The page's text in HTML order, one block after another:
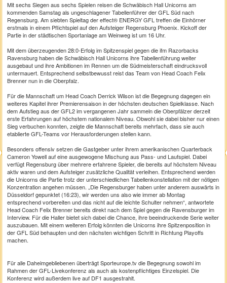
Mit sechs Siegen aus sechs Spielen reisen die Schwäbisch Hall Unicorns am
kommenden Samstag als ungeschlagener Tabellenführer der GFL Süd nach
Regensburg. Am siebten Spieltag der effect® ENERGY GFL treffen die Einhörner
erstmals in einem Pflichtspiel auf den Aufsteiger Regensburg Phoenix. Kickoff der
Partie in der städtischen Sportanlage am Weinweg ist um 16 Uhr.
Mit dem überzeugenden 28:0-Erfolg im Spitzenspiel gegen die ifm Razorbacks
Ravensburg haben die Schwäbisch Hall Unicorns ihre Tabellenführung weiter
ausgebaut und ihre Ambitionen im Rennen um die Südmeisterschaft eindrucksvoll
untermauert. Entsprechend selbstbewusst reist das Team von Head Coach Felix
Brenner nun in die Oberpfalz.
Für die Mannschaft um Head Coach Derrick Wilson ist die Begegnung dagegen ein
weiteres Kapitel ihrer Premierensaison in der höchsten deutschen Spielklasse. Nach
dem Aufstieg aus der GFL2 im vergangenen Jahr sammeln die Oberpfälzer derzeit
erste Erfahrungen auf höchstem nationalem Niveau. Obwohl sie dabei bisher nur einen
Sieg verbuchen konnten, zeigte die Mannschaft bereits mehrfach, dass sie auch
etablierte GFL-Teams vor Herausforderungen stellen kann.
Besonders offensiv setzen die Gastgeber unter ihrem amerikanischen Quarterback
Cameron Yowell auf eine ausgewogene Mischung aus Pass- und Laufspiel. Dabei
verfügt Regensburg über mehrere erfahrene Spieler, die bereits auf höchstem Niveau
aktiv waren und dem Aufsteiger zusätzliche Qualität verleihen. Entsprechend werden
die Unicorns die Partie trotz der unterschiedlichen Tabellenkonstellation mit der nötigen
Konzentration angehen müssen. „Die Regensburger haben unter anderem auswärts in
Düsseldorf gepunktet (16:23), wir werden uns also wie immer ab Montag
entsprechend vorbereiten und das nicht auf die leichte Schulter nehmen“, antwortete
Head Coach Felix Brenner bereits direkt nach dem Spiel gegen die Ravensburger im
Interview. Für die Haller bietet sich dabei die Chance, ihre beeindruckende Serie weiter
auszubauen. Mit einem weiteren Erfolg könnten die Unicorns ihre Spitzenposition in
der GFL Süd behaupten und den nächsten wichtigen Schritt in Richtung Playoffs
machen.
Für alle Daheimgebliebenen überträgt Sporteurope.tv die Begegnung sowohl im
Rahmen der GFL-Livekonferenz als auch als kostenpflichtiges Einzelspiel. Die
Konferenz wird außerdem live auf DF1 ausgestrahlt.